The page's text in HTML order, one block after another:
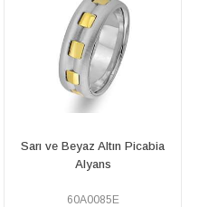
Sarı ve Beyaz Altın Aynalı
Emirgan Alyans
60A0276E